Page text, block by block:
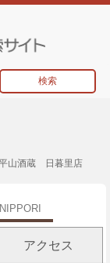
検索
山酒蔵 日暮里店
アクセス